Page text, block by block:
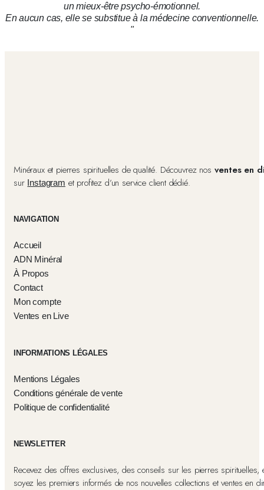
un mieux-être psycho-émotionnel.
En aucun cas, elle se substitue à la médecine conventionnelle.
"
Minéraux et pierres spirituelles de qualité. Découvrez nos ventes en
sur Instagram et profitez d’un service client dédié.
NAVIGATION
Accueil
ADN Minéral
À Propos
Contact
Mon compte
Ventes en Live
INFORMATIONS LÉGALES
Mentions Légales
Conditions générale de vente
Politique de confidentialité
NEWSLETTER
Recevez des offres exclusives, des conseils sur les pierres spirituelles,
soyez les premiers informés de nos nouvelles collections et ventes en